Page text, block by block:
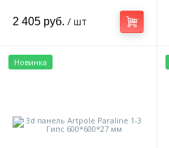
2 405 руб. / шт
Новинка